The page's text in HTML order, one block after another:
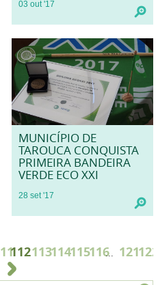
03 out '17
MUNICÍPIO DE
TAROUCA CONQUISTA
PRIMEIRA BANDEIRA
VERDE ECO XXI
28 set '17
112113114115116... 121122